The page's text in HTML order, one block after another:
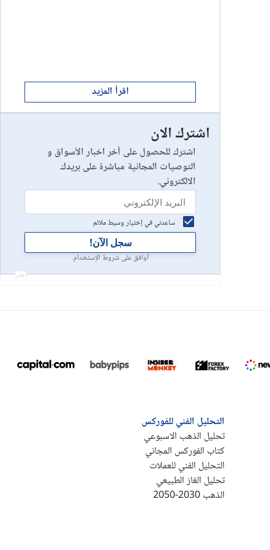
إستعراض شركة
10
اقرأ المزيد
اشترك الان
اشترك للحصول على آخر اخبار الأسواق و
التوصيات المجانية مباشرة على بريدك
الالكتروني.
ساعدني في إختيار وسيط ملائم
سجل الآن!
أوافق على شروط الإستخدام.
أعلان
التحليل الفني للفوركس
تحليل الذهب الاسبوعي
كتاب الفوركس المجاني
التحليل الفني للعملات
تحليل الغاز الطبيعي
الذهب 2030-2050